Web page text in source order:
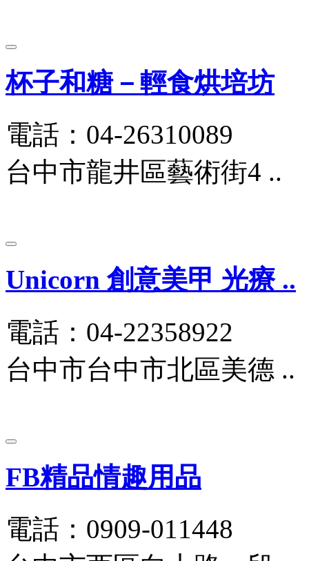
杯子和糖－輕食烘培坊
電話：04-26310089
台中市龍井區藝術街4 ..
Unicorn 創意美甲 光療 ..
電話：04-22358922
台中市台中市北區美德 ..
FB精品情趣用品
電話：0909-011448